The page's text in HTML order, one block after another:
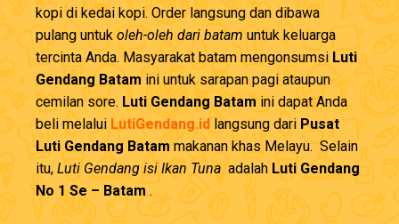
kopi di kedai kopi. Order langsung dan dibawa
pulang untukoleh-oleh dari batamuntuk keluarga
tercinta Anda. Masyarakat batam mengonsumsi Luti
Gendang Batamini untuk sarapan pagi ataupun
cemilan sore. Luti Gendang Batamini dapat Anda
beli melalui LutiGendang.id langsung dari Pusat
Luti Gendang Batammakanan khas Melayu. Selain
itu, Luti Gendang isi Ikan Tunaadalah Luti Gendang
No 1 Se – Batam.